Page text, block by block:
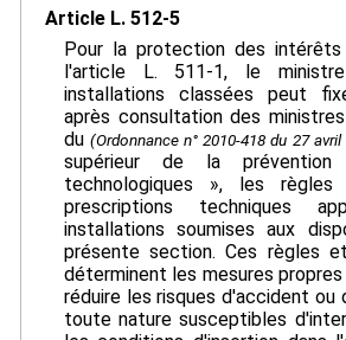
Article L. 512-5
Pour la protection des intérêts
l'article L. 511-1, le
installations classées peut
après consultation des
du(Ordonnance n° 2010-418 du 27 avril
supérieur de la prévention
technologiques », les règles
prescriptions techniques
installations soumises aux
présente section. Ces règles
déterminent les mesures
réduire les risques d'accident ou
toute nature susceptibles